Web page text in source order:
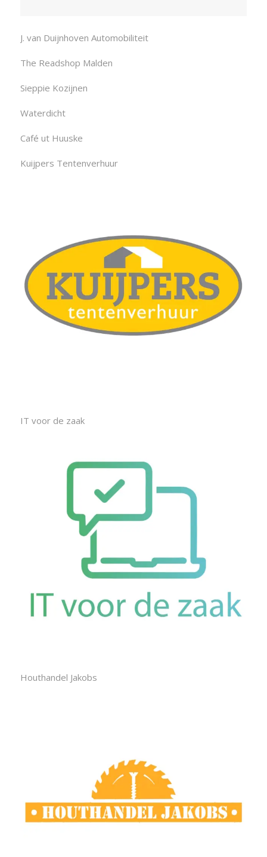
J. van Duijnhoven Automobiliteit
The Readshop Malden
Sieppie Kozijnen
Waterdicht
Café ut Huuske
Kuijpers Tentenverhuur
IT voor de zaak
Houthandel Jakobs